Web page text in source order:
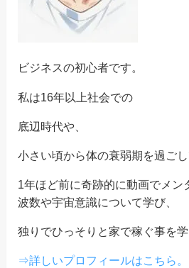
ビジネスの初心者です。
私は16年以上社会での
底辺時代や、
小さい頃から体の衰弱期を過ごし
1年ほど前に奇跡的に動画でメン
波数や宇宙意識について学び、
独りでひっそりと家で稼ぐ事を学
⇒詳しいプロフィールはこちら。